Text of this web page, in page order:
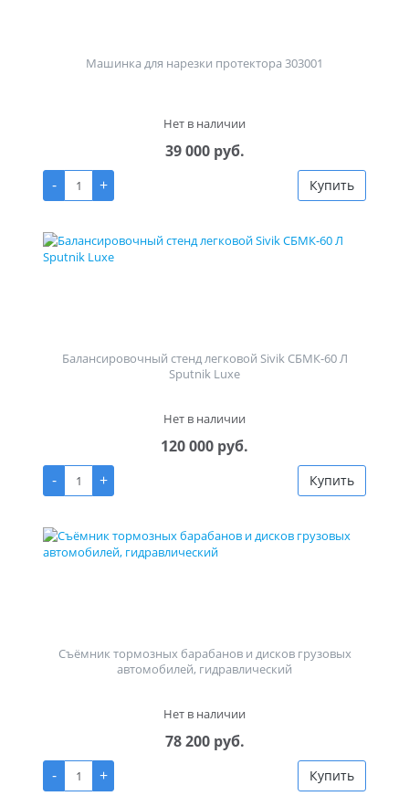
Машинка для нарезки протектора 303001
Нет в наличии
39 000 руб.
-
+ Купить
Балансировочный стенд легковой Sivik СБМК-60 Л
Sputnik Luxe
Нет в наличии
120 000 руб.
-
+ Купить
Съёмник тормозных барабанов и дисков грузовых
автомобилей, гидравлический
Нет в наличии
78 200 руб.
-
+ Купить